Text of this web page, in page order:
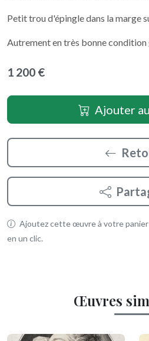
Petit trou d'épingle dans la marge
Autrement en très bonne condition
1 200 €
Ajouter
Ajoutez cette œuvre à votre
en un clic.
Œuvres